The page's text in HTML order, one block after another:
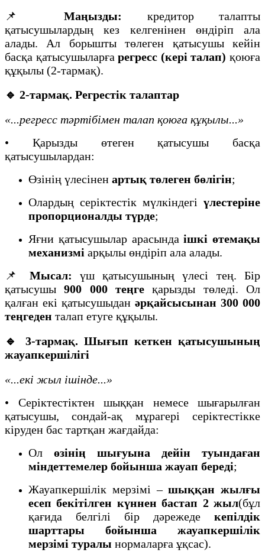
📌 Маңызды: кредитор талапты
қатысушылардың кез келгенінен өндіріп ала
алады. Ал борышты төлеген қатысушы кейін
басқа қатысушыларғарегресс (кері талап) қоюға
құқылы (2-тармақ).
🔹 2-тармақ. Регрестік талаптар
«...регресс тәртібімен талап қоюға құқылы...»
• Қарызды өтеген қатысушы басқа
қатысушылардан:
Өзінің үлесінен артық төлеген бөлігін;
Олардың серіктестік мүлкіндегі үлестеріне
пропорционалды түрде;
Яғни қатысушылар арасындаішкі өтемақы
механизмі арқылы өндіріп ала алады.
📌 Мысал: үш қатысушының үлесі тең. Бір
қатысушы900 000 теңге қарызды төледі. Ол
қалған екі қатысушыдан әрқайсысынан 300 000
теңгеден талап етуге құқылы.
🔹 3-тармақ. Шығып кеткен қатысушының
жауапкершілігі
«...екі жыл ішінде...»
• Серіктестіктен шыққан немесе шығарылған
қатысушы, сондай-ақ мұрагері серіктестікке
кіруден бас тартқан жағдайда:
Ол өзінің шығуына дейін туындаған
міндеттемелер бойынша жауап береді;
Жауапкершілік мерзімі –шыққан жылғы
есеп бекітілген күннен бастап 2 жыл(бұл
қағида белгілі бір дәрежеде кепілдік
шарттары бойынша жауапкершілік
мерзімі туралы нормаларға ұқсас).